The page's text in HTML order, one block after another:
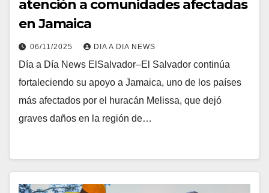
atención a comunidades afectadas
en Jamaica
06/11/2025 DIA A DIA NEWS
Día a Día News ElSalvador–El Salvador continúa
fortaleciendo su apoyo a Jamaica, uno de los países
más afectados por el huracán Melissa, que dejó
graves daños en la región de…